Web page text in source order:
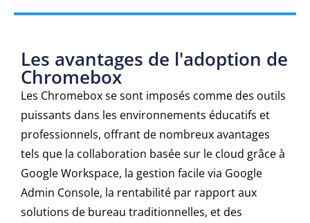
Les avantages de l'adoption de
Chromebox
Les Chromebox se sont imposés comme des outils
puissants dans les environnements éducatifs et
professionnels, offrant de nombreux avantages
tels que la collaboration basée sur le cloud grâce à
Google Workspace, la gestion facile via Google
Admin Console, la rentabilité par rapport aux
solutions de bureau traditionnelles, et des